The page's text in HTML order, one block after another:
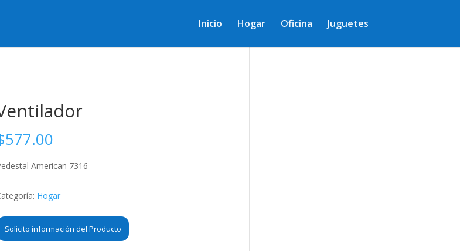
Inicio Hogar Oficina Juguetes
577.00
American 7316
Hogar
Solicito información del Producto